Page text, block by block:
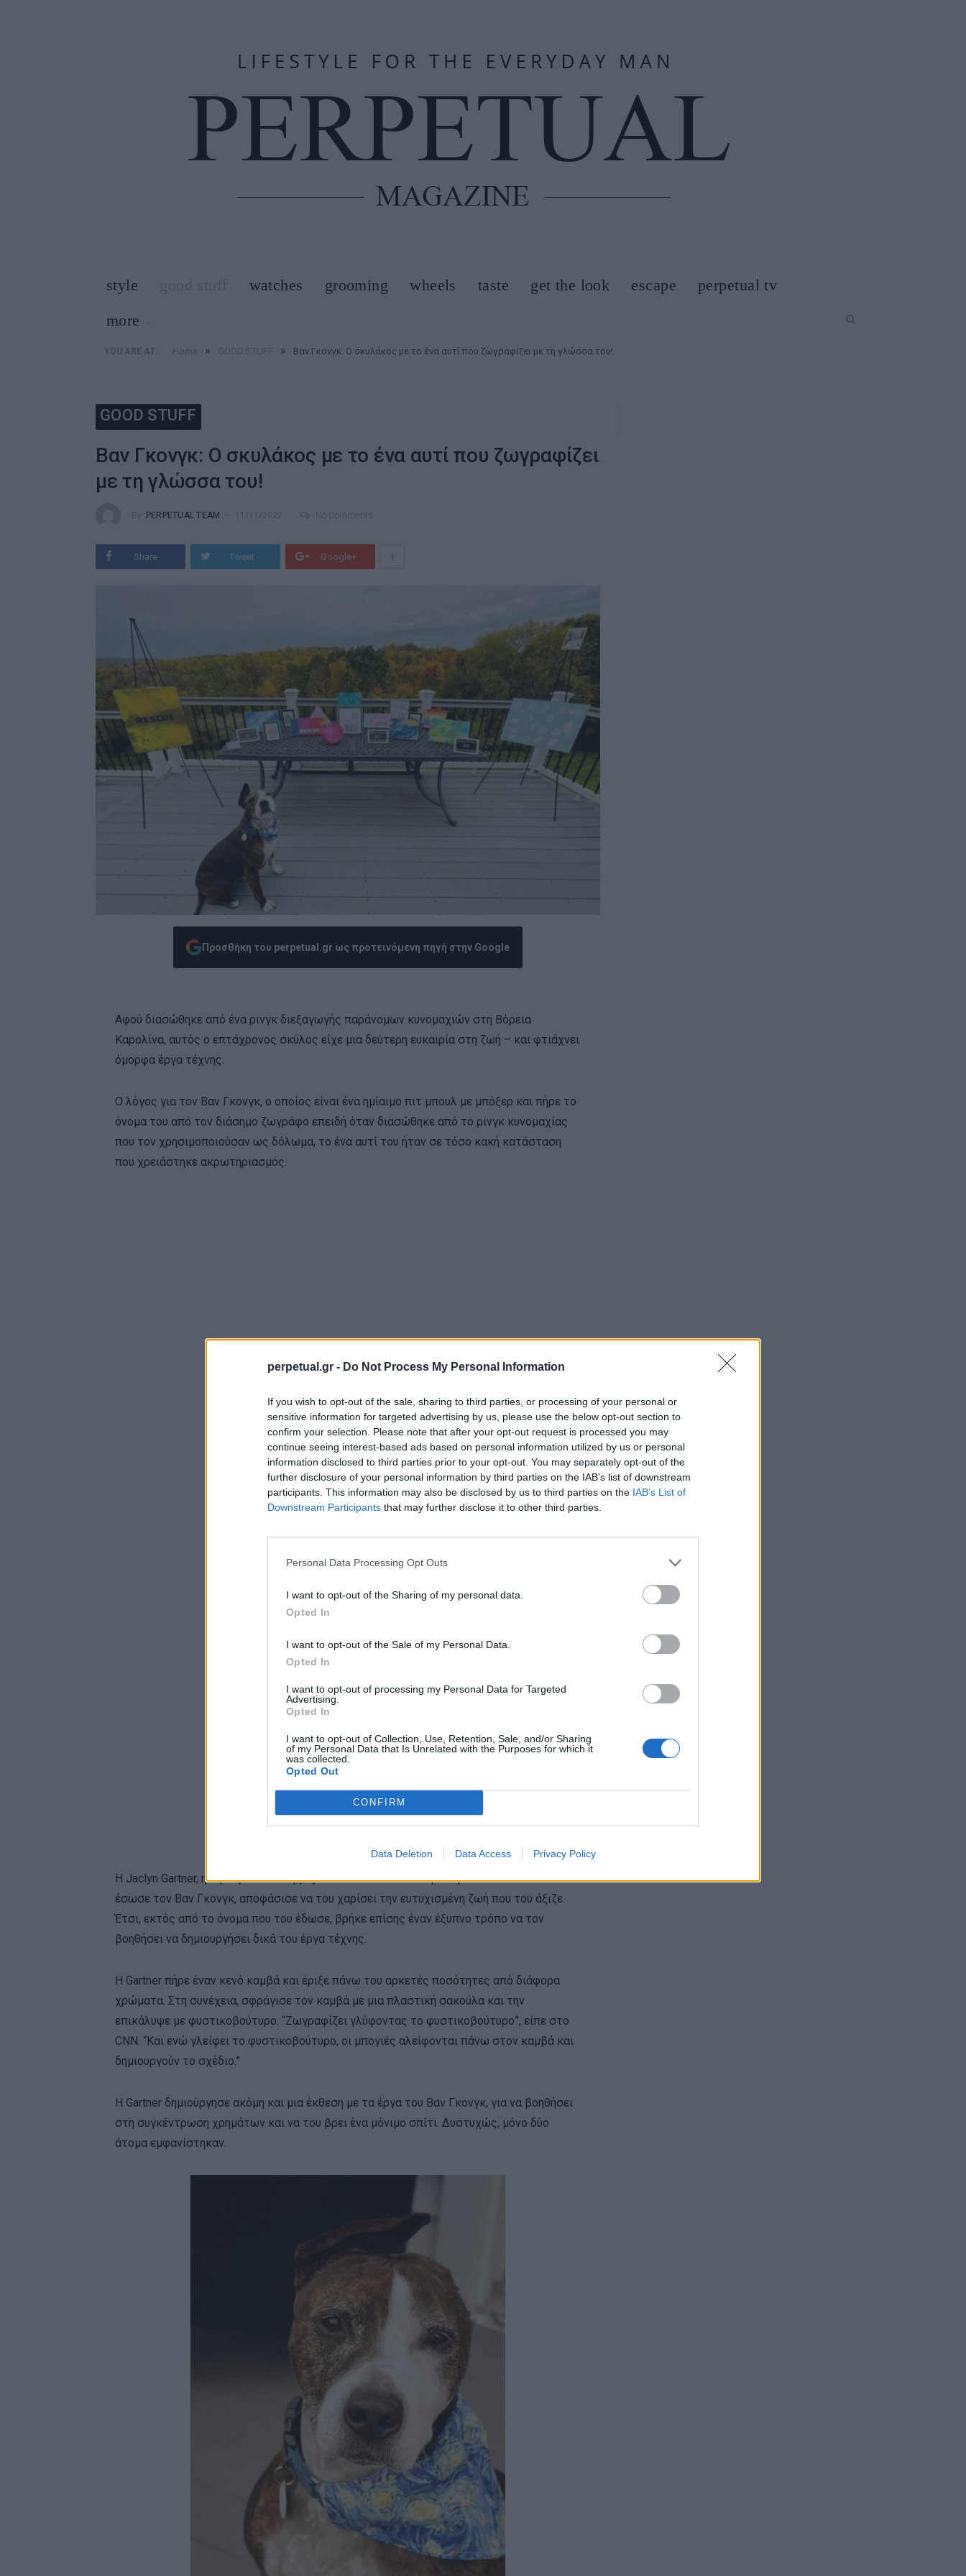
perpetual.gr - Do Not Process My Personal Information
If you wish to opt-out of the sale, sharing to third parties, or processing of your personal or
sensitive information for targeted advertising by us, please use the below opt-out section to
confirm your selection. Please note that after your opt-out request is processed you may
continue seeing interest-based ads based on personal information utilized by us or personal
information disclosed to third parties prior to your opt-out. You may separately opt-out of the
further disclosure of your personal information by third parties on the IAB’s list of downstream
participants. This information may also be disclosed by us to third parties on the IAB’s List of
Downstream Participants that may further disclose it to other third parties.
Personal Data Processing Opt Outs
I want to opt-out of the Sharing of my personal data.
Opted In
I want to opt-out of the Sale of my Personal Data.
Opted In
I want to opt-out of processing my Personal Data for Targeted
Advertising.
Opted In
I want to opt-out of Collection, Use, Retention, Sale, and/or Sharing
of my Personal Data that Is Unrelated with the Purposes for which it
was collected.
Opted Out
CONFIRM
Data Deletion Data Access Privacy Policy
style watches grooming wheels taste get the look escape
perpetual tv
more
YOU ARE AT: » » Βαν Γκονγκ: Ο σκυλάκος με το ένα αυτί που ζωγραφίζει με τη γλώσσα του!
GOOD STUFF
Βαν Γκονγκ: Ο σκυλάκος με το ένα αυτί που ζωγραφίζει
με τη γλώσσα του!
PERPETUAL TEAM
Share Tweet Google+
Προσθήκη του perpetual.gr ως προτεινόμενη πηγή στην Google
Αφού διασώθηκε από ένα ρινγκ διεξαγωγής παράνομων κυνομαχιών στη Βόρεια
Καρολίνα, αυτός ο επτάχρονος σκύλος είχε μια δεύτερη ευκαιρία στη ζωή – και φτιάχνει
όμορφα έργα τέχνης.
Ο λόγος για τον Βαν Γκονγκ, ο οποίος είναι ένα ημίαιμο πιτ μπουλ με μπόξερ και πήρε το
όνομα του από τον διάσημο ζωγράφο επειδή όταν διασώθηκε από το ρινγκ κυνομαχίας
που τον χρησιμοποιούσαν ως δόλωμα, το ένα αυτί του ήταν σε τόσο κακή κατάσταση
που χρειάστηκε ακρωτηριασμός.
Η Jaclyn Gartner, η ιδρύτρια του Happily Furever After Rescue με έδρα το Κονέκτικατ που
έσωσε τον Βαν Γκονγκ, αποφάσισε να του χαρίσει την ευτυχισμένη ζωή που του άξιζε.
Έτσι, εκτός από το όνομα που του έδωσε, βρήκε επίσης έναν έξυπνο τρόπο να τον
βοηθήσει να δημιουργήσει δικά του έργα τέχνης.
Η Gartner πήρε έναν κενό καμβά και έριξε πάνω του αρκετές ποσότητες από διάφορα
χρώματα. Στη συνέχεια, σφράγισε τον καμβά με μια πλαστική σακούλα και την
επικάλυψε με φυστικοβούτυρο. “Ζωγραφίζει γλύφοντας το φυστικοβούτυρο”, είπε στο
CNN. “Και ενώ γλείφει το φυστικοβούτυρο, οι μπογιές αλείφονται πάνω στον καμβά και
δημιουργούν το σχέδιο.”
Η Gartner δημιούργησε ακόμη και μια έκθεση με τα έργα του Βαν Γκονγκ, για να βοηθήσει
στη συγκέντρωση χρημάτων και να του βρει ένα μόνιμο σπίτι. Δυστυχώς, μόνο δύο
άτομα εμφανίστηκαν.